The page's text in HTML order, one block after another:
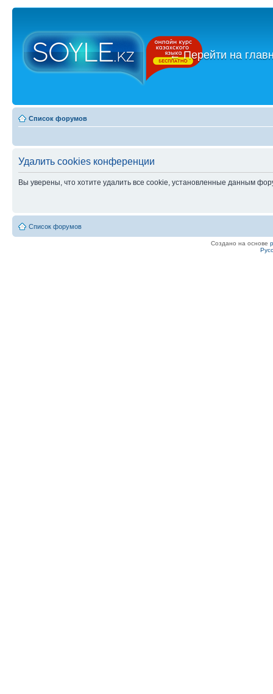
←Перейти на
Список форумов
Удалить cookies конференции
Вы уверены, что хотите удалить все cookie, установленные данным
Список форумов
Создано на основе